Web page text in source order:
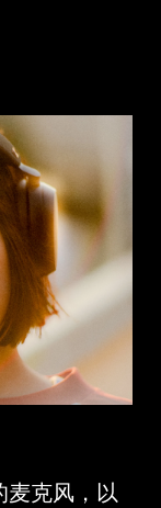
麦克风，以